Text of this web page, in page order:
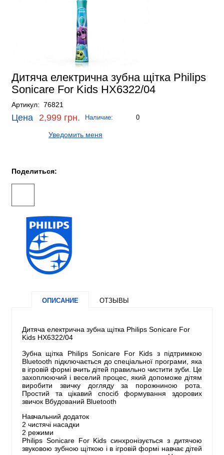
Дитяча електрична зубна щітка Philips
Sonicare For Kids HX6322/04
Артикул: 76821
Цена 2,999 грн. Наличие: 0
Уведомить меня
Поделиться:
ОПИСАНИЕ ОТЗЫВЫ
Дитяча електрична зубна щітка Philips Sonicare For
Kids HX6322/04
Зубна щітка Philips Sonicare For Kids з підтримкою
Bluetooth підключається до спеціальної програми, яка
в ігровій формі вчить дітей правильно чистити зуби. Це
захоплюючий і веселий процес, який допоможе дітям
виробити звичку догляду за порожниною рота.
Простий та цікавий спосіб формування здорових
звичок Вбудований Bluetooth
Навчальний додаток
2 чистячі насадки
2 режими
Philips Sonicare For Kids синхронізується з дитячою
звуковою зубною щіткою і в ігровій формі навчає дітей